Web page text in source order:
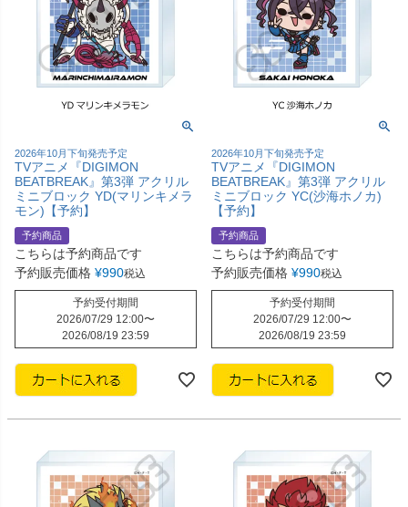
2026年10月下旬発売予定
TVアニメ『DIGIMON
BEATBREAK』第3弾 アクリル
ミニブロック YD(マリンキメラ
モン)【予約】
予約商品
こちらは予約商品です
予約販売価格 ¥990税込
予約受付期間
2026/07/29 12:00〜
2026/08/19 23:59
2026年10月下旬発売予定
TVアニメ『DIGIMON
BEATBREAK』第3弾 アクリル
ミニブロック YC(沙海ホノカ)
【予約】
予約商品
こちらは予約商品です
予約販売価格 ¥990税込
予約受付期間
2026/07/29 12:00〜
2026/08/19 23:59